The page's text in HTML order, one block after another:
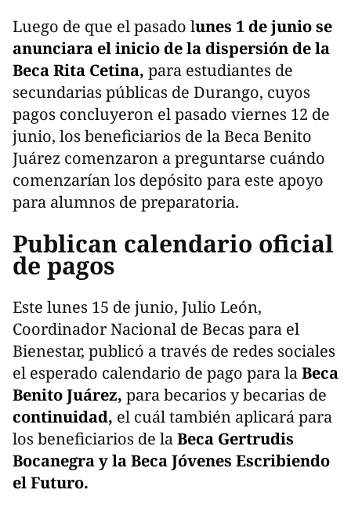
Luego de que el pasado lunes 1 de junio se
anunciara el inicio de la dispersión de la
Beca Rita Cetina, para estudiantes de
secundarias públicas de Durango, cuyos
pagos concluyeron el pasado viernes 12 de
junio, los beneficiarios de la Beca Benito
Juárez comenzaron a preguntarse cuándo
comenzarían los depósito para este apoyo
para alumnos de preparatoria.
Publican calendario oficial
de pagos
Este lunes 15 de junio, Julio León,
Coordinador Nacional de Becas para el
Bienestar, publicó a través de redes sociales
el esperado calendario de pago para laBeca
Benito Juárez, para becarios y becarias de
continuidad, el cuál también aplicará para
los beneficiarios de laBeca Gertrudis
Bocanegra y la Beca Jóvenes Escribiendo
el Futuro.